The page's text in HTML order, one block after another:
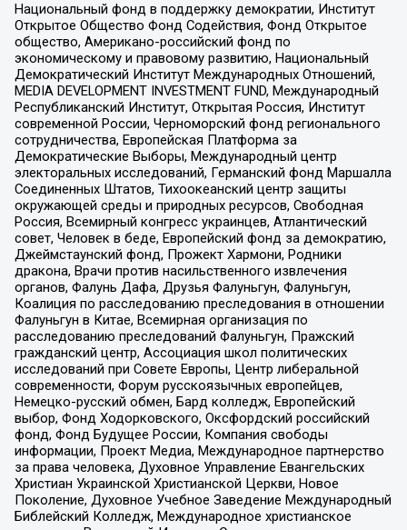
Национальный фонд в поддержку демократии, Институт
Открытое Общество Фонд Содействия, Фонд Открытое
общество, Американо-российский фонд по
экономическому и правовому развитию, Национальный
Демократический Институт Международных Отношений,
MEDIA DEVELOPMENT INVESTMENT FUND, Международный
Республиканский Институт, Открытая Россия, Институт
современной России, Черноморский фонд регионального
сотрудничества, Европейская Платформа за
Демократические Выборы, Международный центр
электоральных исследований, Германский фонд Маршалла
Соединенных Штатов, Тихоокеанский центр защиты
окружающей среды и природных ресурсов, Свободная
Россия, Всемирный конгресс украинцев, Атлантический
совет, Человек в беде, Европейский фонд за демократию,
Джеймстаунский фонд, Прожект Хармони, Родники
дракона, Врачи против насильственного извлечения
органов, Фалунь Дафа, Друзья Фалуньгун, Фалуньгун,
Коалиция по расследованию преследования в отношении
Фалуньгун в Китае, Всемирная организация по
расследованию преследований Фалуньгун, Пражский
гражданский центр, Ассоциация школ политических
исследований при Совете Европы, Центр либеральной
современности, Форум русскоязычных европейцев,
Немецко-русский обмен, Бард колледж, Европейский
выбор, Фонд Ходорковского, Оксфордский российский
фонд, Фонд Будущее России, Компания свободы
информации, Проект Медиа, Международное партнерство
за права человека, Духовное Управление Евангельских
Христиан Украинской Христианской Церкви, Новое
Поколение, Духовное Учебное Заведение Международный
Библейский Колледж, Международное христианское